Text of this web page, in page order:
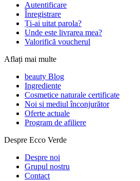
Autentificare
Înregistrare
Ți-ai uitat parola?
Unde este livrarea mea?
Valorifică voucherul
Aflați mai multe
beauty Blog
Ingrediente
Cosmetice naturale certificate
Noi si mediul înconjurător
Oferte actuale
Program de afiliere
Despre Ecco Verde
Despre noi
Grupul nostru
Contact